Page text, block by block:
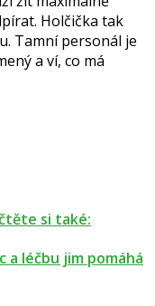
Holčička tak
Tamní personál je
a ví, co má
si také:
a léčbu jim pomáhá